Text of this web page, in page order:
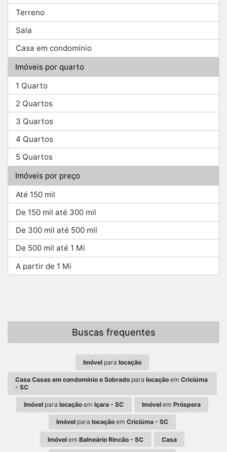
Terreno
Sala
Casa em condomínio
Imóveis por quarto
1 Quarto
2 Quartos
3 Quartos
4 Quartos
5 Quartos
Imóveis por preço
Até 150 mil
De 150 mil até 300 mil
De 300 mil até 500 mil
De 500 mil até 1 Mi
A partir de 1 Mi
Buscas frequentes
Imóvel para locação
Casa Casas em condomínio e Sobrado paralocação emCriciúma
- SC
Imóvel paralocação emIçara - SC Imóvelem Próspera
Imóvel para locação em Criciúma - SC
Imóvel emBalneário Rincão - SC Casa